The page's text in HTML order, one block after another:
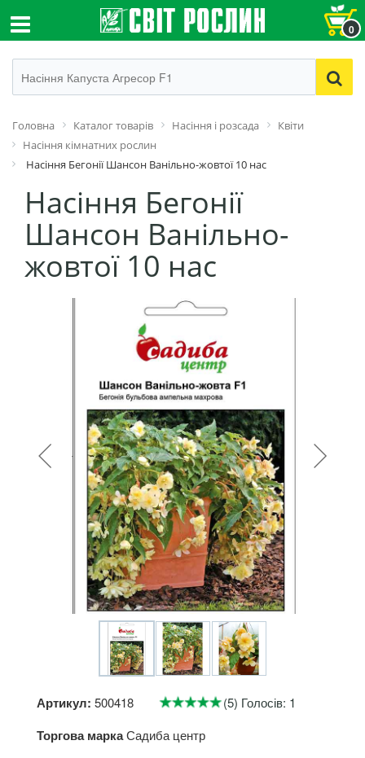
0
Головна Каталог товарів Насіння і розсада
Квіти
Насіння кімнатних рослин
Насіння Бегонії Шансон Ванільно-жовтої 10 нас
Насіння Бегонії
Шансон Ванільно-
жовтої 10 нас
Артикул: 500418 (5) Голосів: 1
Торгова маркаСадиба центр